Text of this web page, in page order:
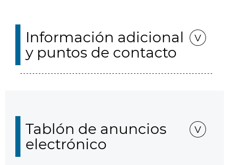
Información adicional
y puntos de contacto
Tablón de anuncios
electrónico